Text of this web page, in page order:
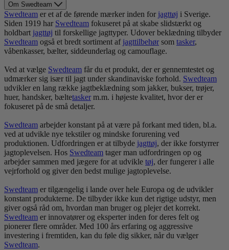
Om Swedteam
Swedteam er et af de førende mærker inden for jagttøj i Sverige.
Siden 1919 har Swedteam fokuseret på at skabe slidstærkt og
holdbart jagttøj til forskellige jagttyper. Udover beklædning tilbyder
Swedteam også et bredt sortiment af jagttilbehør som tasker,
våbenkasser, bælter, siddeunderlag og camouflage.
Ved at vælge Swedteam får du et produkt, der er gennemtestet og
udmærker sig især til jagt under skandinaviske forhold. Swedteam
udvikler en lang række jagtbeklædning som jakker, bukser, trøjer,
huer, handsker, bæltetasker m.m. i højeste kvalitet, hvor der er
fokuseret på de små detaljer.
Swedteam arbejder konstant på at være på forkant med tiden, bl.a.
ved at udvikle nye tekstiler og mindske forurening ved
produktionen. Udfordringen er at tilbyde jagttøj, der ikke forstyrrer
jagtoplevelsen. Hos Swedteam tager man udfordringen op og
arbejder sammen med jægere for at udvikle tøj, der fungerer i alle
vejrforhold og giver den bedst mulige jagtoplevelse.
Swedteam er tilgængelig i lande over hele Europa og de udvikler
konstant produkterne. De tilbyder ikke kun det rigtige udstyr, men
giver også råd om, hvordan man bruger og plejer det korrekt.
Swedteam er innovatører og eksperter inden for deres felt og
pionerer flere områder. Med 100 års erfaring og aggressive
investering i fremtiden, kan du føle dig sikker, når du vælger
Swedteam.